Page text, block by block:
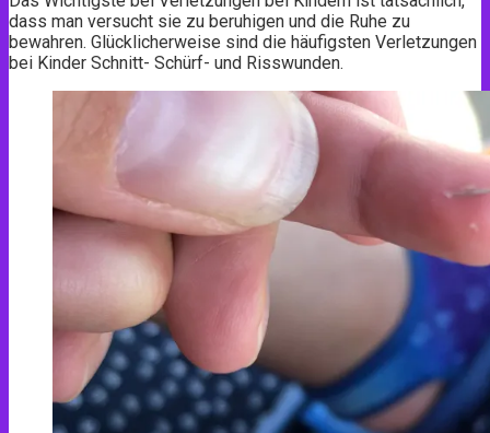
dass man versucht sie zu beruhigen und die Ruhe zu
bewahren. Glücklicherweise sind die häufigsten Verletzungen
bei Kinder Schnitt- Schürf- und Risswunden.